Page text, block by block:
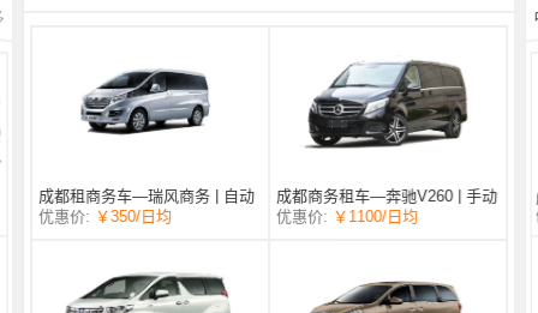
成都租商务车—瑞风商务 | 自动
挡 | 7座
优惠价: ￥350/日均
成都商务租车—奔驰V260 | 手动
挡 |
优惠价: ￥1100/日均